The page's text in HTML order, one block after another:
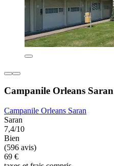
Campanile Orleans Saran
Campanile Orleans Saran
Saran
7,4/10
Bien
(596 avis)
69 €